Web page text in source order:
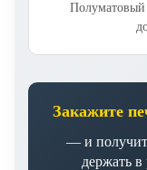
Полуматовый
Закажите
— и
держать в